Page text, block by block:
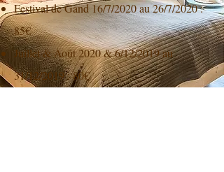
Festival de Gand 16/7/2020 au 26/7/2020 :
85€
Juillet & Août 2020 & 6/12/2019 au
31/12/2019 : 80€